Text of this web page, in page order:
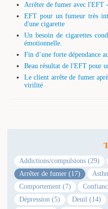
Arrêter de fumer avec l'EFT
EFT pour un fumeur très
d'une cigarette
Un besoin de cigarettes
émotionnelle.
Fin d’une forte dépendance
Beau résultat de l'EFT pour
Le client arrête de fumer
virilité
Addictions/compulsions (29)
Arrêter de fumer (17)
Comportement (7)
Dépression (5)
Deuil (14)